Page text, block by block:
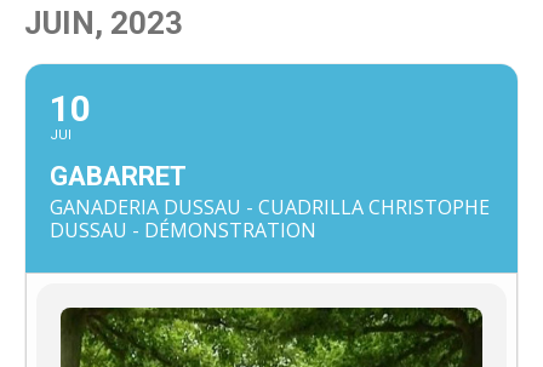
JUIN, 2023
10
JUI
GABARRET
GANADERIA DUSSAU - CUADRILLA CHRISTOPHE
DUSSAU - DÉMONSTRATION